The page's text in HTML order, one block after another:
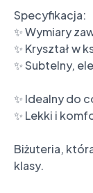
Specyfikacja:
✨ Wymiary
✨ Kryształ w
✨ Subtelny,
✨ Idealny do
✨ Lekki i
Biżuteria,
klasy.